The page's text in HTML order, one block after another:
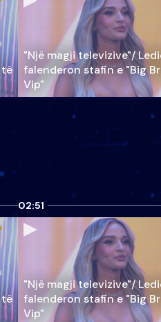
"Një magji televizive"/
falenderon stafin e "Big
Vip"
02:51
"Një magji televizive"/
falenderon stafin e "Big
Vip"